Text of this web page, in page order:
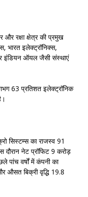
और रक्षा क्षेत्र की प्रमुख
भारत इलेक्ट्रॉनिक्स,
इंडियन ऑयल जैसी संस्थाएं
63 प्रतिशत इलेक्ट्रॉनिक
सिस्टम्स का राजस्व 91
नेट प्रॉफिट 9 करोड़
वर्षों में कंपनी का
औसत बिक्री वृद्धि 19.8